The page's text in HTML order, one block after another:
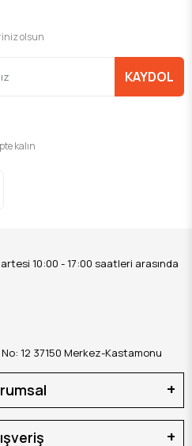
olsun
KAYDOL
kalın
10:00 - 17:00 saatleri arasında
12 37150 Merkez-Kastamonu